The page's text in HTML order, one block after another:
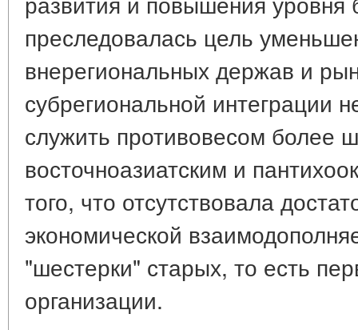
преследовалась цель
внерегиональных держав и
субрегиональной интеграции
служить противовесом более
восточноазиатским и
того, что отсутствовала
экономической
"шестерки" старых, то есть
организации.